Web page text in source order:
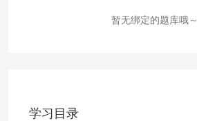
暂无绑定的题库哦～
学习目录